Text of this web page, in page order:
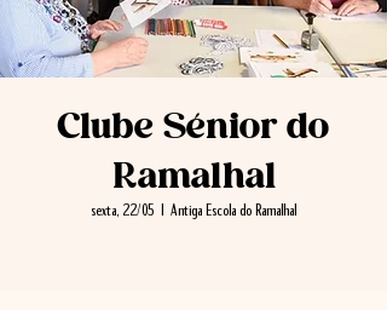
Clube Sénior do
Ramalhal
sexta, 22/05 Antiga Escola do Ramalhal